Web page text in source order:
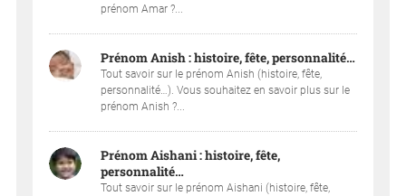
prénom Amar ?...
Prénom Anish : histoire, fête, personnalité…
Tout savoir sur le prénom Anish (histoire, fête,
personnalité…). Vous souhaitez en savoir plus sur le
prénom Anish ?...
Prénom Aishani : histoire, fête,
personnalité…
Tout savoir sur le prénom Aishani (histoire, fête,